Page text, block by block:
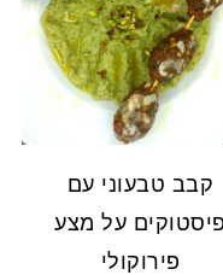
קבב טבעוני עם
פיסטוקים על מצע
פירוקולי